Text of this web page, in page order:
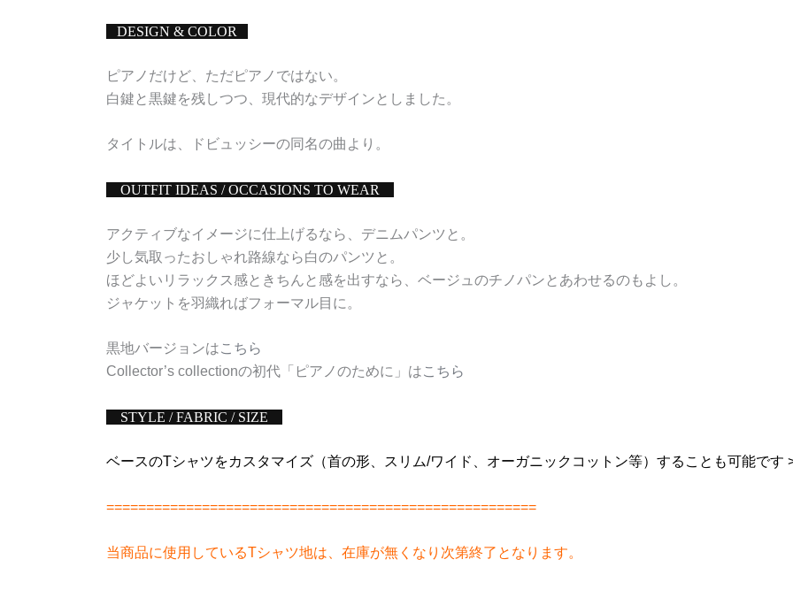
DESIGN & COLOR
ピアノだけど、ただピアノではない。
白鍵と黒鍵を残しつつ、現代的なデザインとしました。
タイトルは、ドビュッシーの同名の曲より。
OUTFIT IDEAS / OCCASIONS TO WEAR
アクティブなイメージに仕上げるなら、デニムパンツと。
少し気取ったおしゃれ路線なら白のパンツと。
ほどよいリラックス感ときちんと感を出すなら、ベージュのチノパンとあわせるのもよし。
ジャケットを羽織ればフォーマル目に。
黒地バージョンはこちら
Collector’s collectionの初代「ピアノのために」はこちら
STYLE / FABRIC / SIZE
ベースのTシャツをカスタマイズ（首の形、スリム/ワイド、オーガニックコットン等）することも可能です
======================================================
当商品に使用しているTシャツ地は、在庫が無くなり次第終了となります。